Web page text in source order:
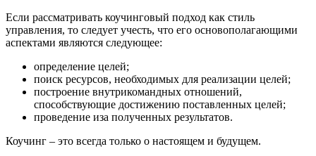
Если рассматривать коучинговый подход как стиль
управления, то следует учесть, что его основополагающими
аспектами являются следующее:
определение целей;
поиск ресурсов, необходимых для реализации целей;
построение внутрикомандных отношений,
способствующие достижению поставленных целей;
проведение иза полученных результатов.
Коучинг – это всегда только о настоящем и будущем.